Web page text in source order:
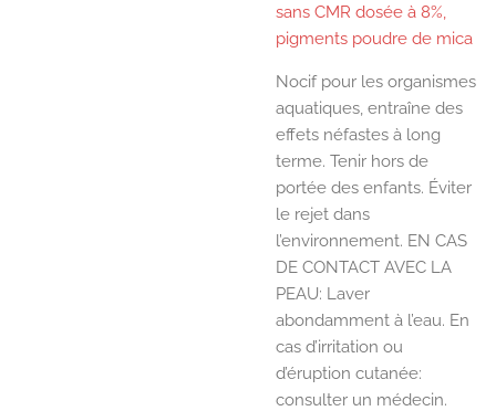
sans CMR dosée à 8%,
pigments poudre de mica
Nocif pour les organismes
aquatiques, entraîne des
effets néfastes à long
terme. Tenir hors de
portée des enfants. Éviter
le rejet dans
l’environnement. EN CAS
DE CONTACT AVEC LA
PEAU: Laver
abondamment à l’eau. En
cas d’irritation ou
d’éruption cutanée:
consulter un médecin.